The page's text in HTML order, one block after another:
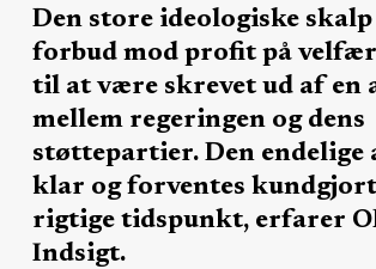
Den store ideologiske
forbud mod profit på
til at være skrevet ud af en
mellem regeringen og dens
støttepartier. Den endelige
klar og forventes
rigtige tidspunkt, erfarer
Indsigt.